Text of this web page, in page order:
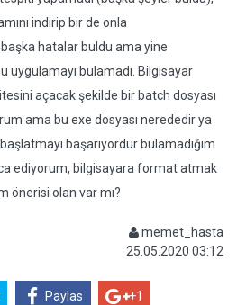
indirip bir de onla
hatalar buldu ama yine
uygulamayı bulamadı. Bilgisayar
açacak şekilde bir batch dosyası
ama bu exe dosyası nerededir ya
başarıyordur bulamadığım
ediyorum, bilgisayara format atmak
önerisi olan var mı?
memet_hasta
25.05.2020 03:12
Paylas +1